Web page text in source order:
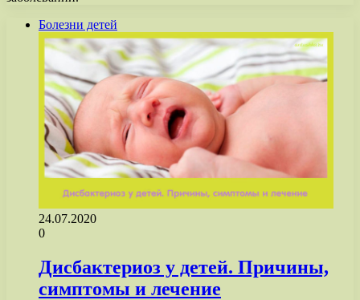
Болезни детей
24.07.2020
0
Дисбактериоз у детей. Причины,
симптомы и лечение